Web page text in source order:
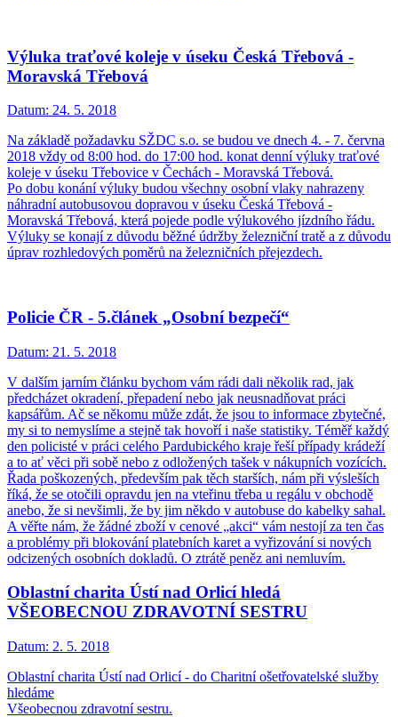
Výluka traťové koleje v úseku Česká Třebová -
Moravská Třebová
Datum: 24. 5. 2018
Na základě požadavku SŽDC s.o. se budou ve dnech 4. - 7. června
2018 vždy od 8:00 hod. do 17:00 hod. konat denní výluky traťové
koleje v úseku Třebovice v Čechách - Moravská Třebová.
Po dobu konání výluky budou všechny osobní vlaky nahrazeny
náhradní autobusovou dopravou v úseku Česká Třebová -
Moravská Třebová, která pojede podle výlukového jízdního řádu.
Výluky se konají z důvodu běžné údržby železniční tratě a z důvodu
úprav rozhledových poměrů na železničních přejezdech.
Policie ČR - 5.článek „Osobní bezpečí“
Datum: 21. 5. 2018
V dalším jarním článku bychom vám rádi dali několik rad, jak
předcházet okradení, přepadení nebo jak neusnadňovat práci
kapsářům. Ač se někomu může zdát, že jsou to informace zbytečné,
my si to nemyslíme a stejně tak hovoří i naše statistiky. Téměř každý
den policisté v práci celého Pardubického kraje řeší případy krádeží
a to ať věci při sobě nebo z odložených tašek v nákupních vozících.
Řada poškozených, především pak těch starších, nám při výsleších
říká, že se otočili opravdu jen na vteřinu třeba u regálu v obchodě
anebo, že si nevšimli, že by jim někdo v autobuse do kabelky sahal.
A věřte nám, že žádné zboží v cenové „akci“ vám nestojí za ten čas
a problémy při blokování platebních karet a vyřizování si nových
odcizených osobních dokladů. O ztrátě peněz ani nemluvím.
Oblastní charita Ústí nad Orlicí hledá
VŠEOBECNOU ZDRAVOTNÍ SESTRU
Datum: 2. 5. 2018
Oblastní charita Ústí nad Orlicí - do Charitní ošetřovatelské služby
hledáme
Všeobecnou zdravotní sestru.